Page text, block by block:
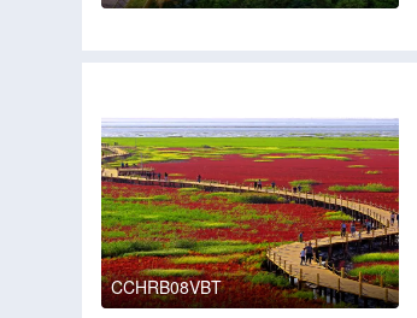
CCHRB08VBT